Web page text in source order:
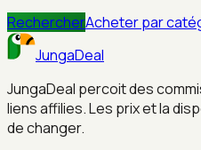
RechercherAcheter par
JungaDeal
JungaDeal percoit des
liens affilies. Les prix et la
de changer.